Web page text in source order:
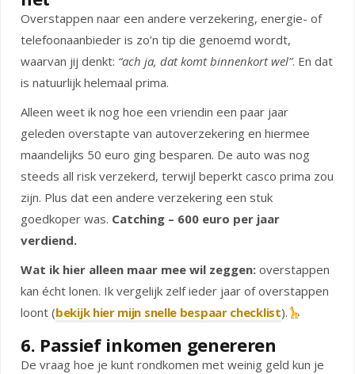
Overstappen naar een andere verzekering, energie- of
telefoonaanbieder is zo’n tip die genoemd wordt,
waarvan jij denkt: “ach ja, dat komt binnenkort wel”. En dat
is natuurlijk helemaal prima.
Alleen weet ik nog hoe een vriendin een paar jaar
geleden overstapte van autoverzekering en hiermee
maandelijks 50 euro ging besparen. De auto was nog
steeds all risk verzekerd, terwijl beperkt casco prima zou
zijn. Plus dat een andere verzekering een stuk
goedkoper was. Catching – 600 euro per jaar
verdiend.
Wat ik hier alleen maar mee wil zeggen: overstappen
kan écht lonen. Ik vergelijk zelf ieder jaar of overstappen
loont (bekijk hier mijn snelle bespaar checklist).
6. Passief inkomen genereren
De vraag hoe je kunt rondkomen met weinig geld kun je